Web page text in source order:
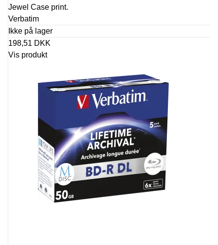
Jewel Case print.
Verbatim
Ikke på lager
198,51 DKK
Vis produkt